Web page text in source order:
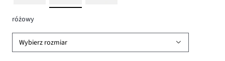
różowy
Wybierz rozmiar